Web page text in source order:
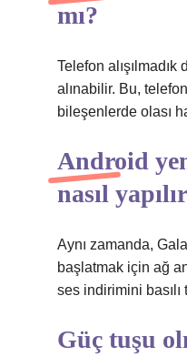
mı?
Telefon alışılmadık
alınabilir. Bu,
bileşenlerde olası
Android
nasıl
Aynı zamanda,
başlatmak için ağ
ses indirimini basılı
Güç tuşu